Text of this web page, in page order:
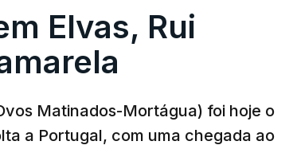
Elvas, Rui
Matinados-Mortágua) foi hoje o
a Portugal, com uma chegada ao